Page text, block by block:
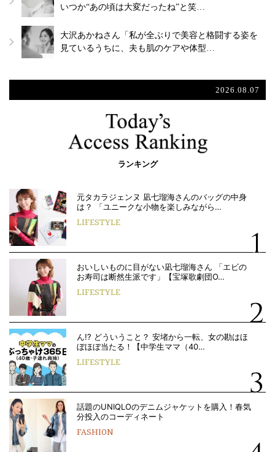
いつか“あの頃は大変だったね”と笑…
大沢あかねさん「私が全ぶりで美容と格闘する姿を
見ているうちに、夫も肌のケアや体型…
2026.08.07
ランキング
元タカラジェンヌ 凪七瑠海さんのバッグの中身
は？ 「ユニークな小物を楽しみながら…
LIFESTYLE
おいしいものに目がない凪七瑠海さん 「エビの
お寿司は断然生派です」【宝塚歌劇団O…
LIFESTYLE
ん!? どういうこと？ 安堵から一転、女の勘はほ
ぼほぼ当たる！【中学生ママ（40…
LIFESTYLE
話題のUNIQLOのデニムジャケットを購入！春気
分投入のコーディネート
FASHION